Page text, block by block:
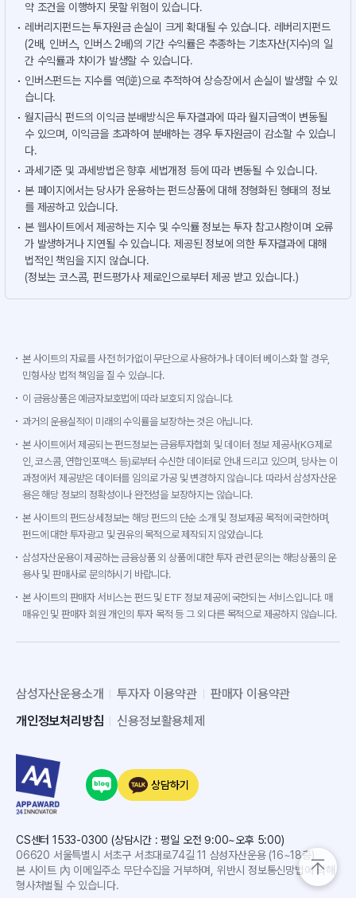
약 조건을 이행하지 못할 위험이 있습니다.
레버리지펀드는 투자원금 손실이 크게 확대될 수 있습니다. 레버리지펀드
(2배, 인버스, 인버스 2배)의 기간 수익률은 추종하는 기초자산(지수)의 일
간 수익률과 차이가 발생할 수 있습니다.
인버스펀드는 지수를 역(逆)으로 추적하여 상승장에서 손실이 발생할 수 있
습니다.
월지급식 펀드의 이익금 분배방식은 투자결과에 따라 월지급액이 변동될
수 있으며, 이익금을 초과하여 분배하는 경우 투자원금이 감소할 수 있습니
다.
과세기준 및 과세방법은 향후 세법개정 등에 따라 변동될 수 있습니다.
본 페이지에서는 당사가 운용하는 펀드상품에 대해 정형화된 형태의 정보
를 제공하고 있습니다.
본 웹사이트에서 제공하는 지수 및 수익률 정보는 투자 참고사항이며 오류
가 발생하거나 지연될 수 있습니다. 제공된 정보에 의한 투자결과에 대해
법적인 책임을 지지 않습니다.
(정보는 코스콤, 펀드평가사 제로인으로부터 제공 받고 있습니다.)
본 사이트의 자료를 사전 허가없이 무단으로 사용하거나 데이터 베이스화 할 경우,
민형사상 법적 책임을 질 수 있습니다.
이 금융상품은 예금자보호법에 따라 보호되지 않습니다.
과거의 운용실적이 미래의 수익률을 보장하는 것은 아닙니다.
본 사이트에서 제공되는 펀드정보는 금융투자협회 및 데이터 정보 제공사(KG제로
인, 코스콤, 연합인포맥스 등)로부터 수신한 데이터로 안내 드리고 있으며, 당사는 이
과정에서 제공받은 데이터를 임의로 가공 및 변경하지 않습니다. 따라서 삼성자산운
용은 해당 정보의 정확성이나 완전성을 보장하지는 않습니다.
본 사이트의 펀드상세정보는 해당 펀드의 단순 소개 및 정보제공 목적에 국한하며,
펀드에 대한 투자광고 및 권유의 목적으로 제작되지 않았습니다.
삼성자산운용이 제공하는 금융상품 외 상품에 대한 투자 관련 문의는 해당상품의 운
용사 및 판매사로 문의하시기 바랍니다.
본 사이트의 판매자 서비스는 펀드 및 ETF 정보 제공에 국한되는 서비스입니다. 매
매유인 및 판매자 회원 개인의 투자 목적 등 그 외 다른 목적으로 제공하지 않습니다.
삼성자산운용소개 투자자 이용약관
판매자 이용약관
개인정보처리방침
신용정보활용체제
상담하기
CS센터 1533-0300 (상담시간 : 평일 오전 9:00~오후 5:00)
06620 서울특별시 서초구 서초대로74길 11 삼성자산운용 (16~18층)
본 사이트 內 이메일주소 무단수집을 거부하며, 위반시 정보통신망법에 의해
형사처벌될 수 있습니다.